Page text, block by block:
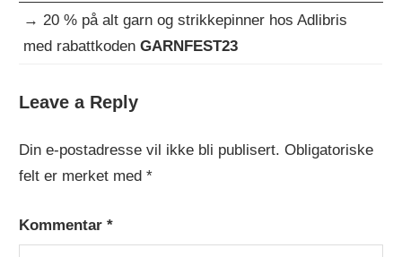
→20 % på alt garn og strikkepinner hos Adlibris
med rabattkodenGARNFEST23
DAGENS
Leave a Reply
Din e-postadresse vil ikke bli publisert. Obligatoriske
felt er merket med*
Kommentar*